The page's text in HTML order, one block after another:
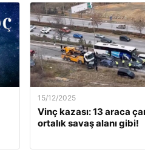
15/12/2025
Vinç kazası: 13 araca
ortalık savaş alanı gibi!